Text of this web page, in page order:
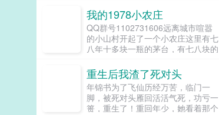
强！天地灵界，神魔动荡，万族林
立，谁主沉浮？道心在此，神魔难
阻，荡九天，诛邪魔，逍遥天地，大
千世界，唯我不败！...
我的1978小农庄
QQ群号1102731606远离城市喧嚣
的小山村开起了一个小农庄这里有七
八年十多块一瓶的茅台，有七八块的
肉，绿色环保味道好。本是中年离异
失败男，转身成了悠闲农庄主。山村
小农庄，名声远播。拖鞋汗衫芭蕉
扇，晃晃悠悠一整天。ampldquo订
餐，没的问题，排队amprdquo...
重生后我渣了死对头
年锦书为了飞仙历经万苦，临门一
脚，被死对头雁回活活气死，功亏一
篑，重生了！重回年少，她看着那个